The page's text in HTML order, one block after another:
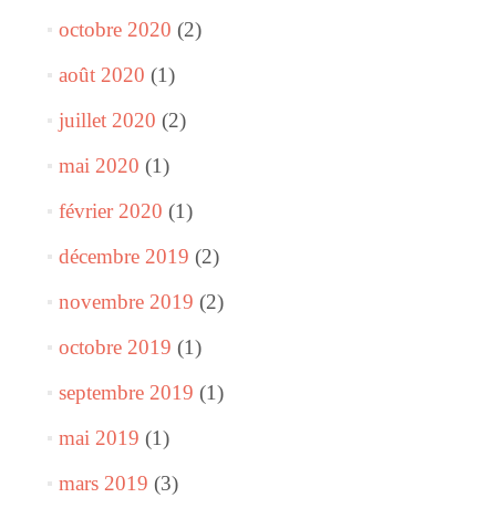
octobre 2020 (2)
août 2020 (1)
juillet 2020 (2)
mai 2020 (1)
février 2020 (1)
décembre 2019 (2)
novembre 2019 (2)
octobre 2019 (1)
septembre 2019 (1)
mai 2019 (1)
mars 2019 (3)